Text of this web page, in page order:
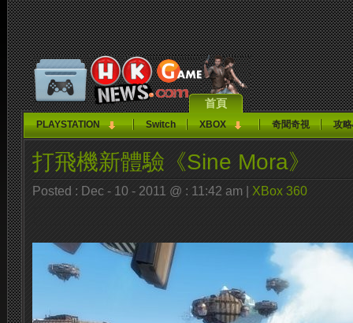
首頁
PLAYSTATION Switch XBOX 奇聞奇視 攻
打飛機新體驗《Sine Mora》
Posted : Dec - 10 - 2011 @ : 11:42 am | XBox 360